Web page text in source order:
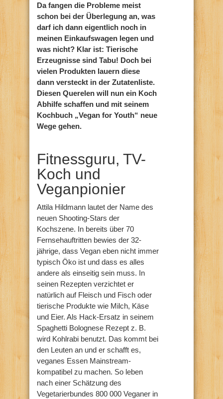
Da fangen die Probleme meist
schon bei der Überlegung an, was
darf ich dann eigentlich noch in
meinen Einkaufswagen legen und
was nicht? Klar ist: Tierische
Erzeugnisse sind Tabu! Doch bei
vielen Produkten lauern diese
dann versteckt in der Zutatenliste.
Diesen Querelen will nun ein Koch
Abhilfe schaffen und mit seinem
Kochbuch „Vegan for Youth“ neue
Wege gehen.
Fitnessguru, TV-
Koch und
Veganpionier
Attila Hildmann lautet der Name des
neuen Shooting-Stars der
Kochszene. In bereits über 70
Fernsehauftritten bewies der 32-
jährige, dass Vegan eben nicht immer
typisch Öko ist und dass es alles
andere als einseitig sein muss. In
seinen Rezepten verzichtet er
natürlich auf Fleisch und Fisch oder
tierische Produkte wie Milch, Käse
und Eier. Als Hack-Ersatz in seinem
Spaghetti Bolognese Rezept z. B.
wird Kohlrabi benutzt. Das kommt bei
den Leuten an und er schafft es,
veganes Essen Mainstream-
kompatibel zu machen. So leben
nach einer Schätzung des
Vegetarierbundes 800 000 Veganer in